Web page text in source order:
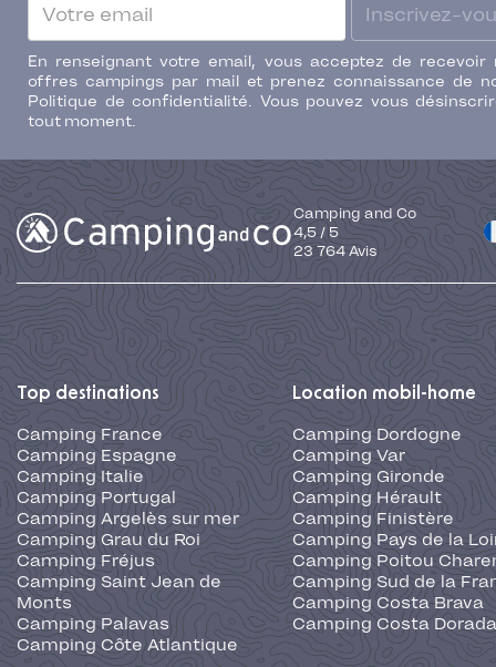
Inscrivez-
En renseignant votre email, vous acceptez de recevoir
offres campings par mail et prenez connaissance de
Politique de confidentialité. Vous pouvez vous
tout moment.
Camping and Co
4,5 / 5
23 764Avis
Top destinations
Camping France
Camping Espagne
Camping Italie
Camping Portugal
Camping Argelès sur mer
Camping Grau du Roi
Camping Fréjus
Camping Saint Jean de
Monts
Camping Palavas
Camping Côte Atlantique
Location mobil-home
Camping Dordogne
Camping Var
Camping Gironde
Camping Hérault
Camping Finistère
Camping Pays de la
Camping Poitou
Camping Sud de la
Camping Costa Brava
Camping Costa Dorada